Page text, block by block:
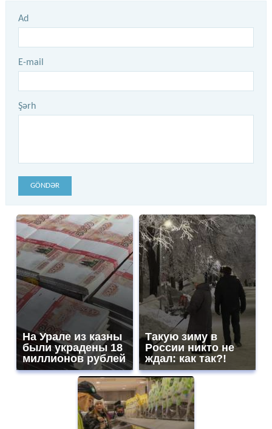
Ad
E-mail
Şərh
GÖNDƏR
На Урале из казны
были украдены 18
миллионов рублей
Такую зиму в
России никто не
ждал: как так?!